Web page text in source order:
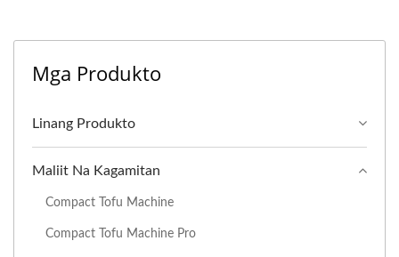
Mga Produkto
Linang Produkto
Maliit Na Kagamitan
Compact Tofu Machine
Compact Tofu Machine Pro